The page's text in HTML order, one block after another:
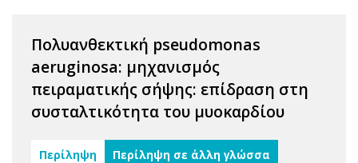
Πολυανθεκτική pseudomonas
aeruginosa: μηχανισμός
πειραματικής σήψης: επίδραση στη
συσταλτικότητα του μυοκαρδίου
Περίληψη Περίληψη σε άλλη γλώσσα